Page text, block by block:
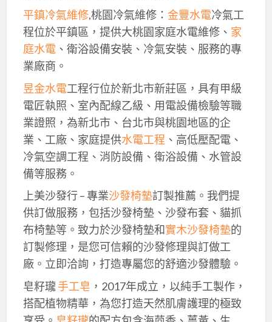
平鎮冷氣維修,桃園冷氣維修： 金豐水電冷氣工
程位於平鎮區，提供大桃園家庭水電維修、 家
庭水電、衛浴設備安裝、冷氣安裝、服務的專
業廠商。
昱金水電工程行位於新北市新莊區，具有甲級
電匠執照、室內配線乙級、用電設備檢驗等職
業證照，為新北市、台北市與桃園地區的企
業、工廠、家庭提供水電工程 、高低壓配電、
冷氣空調工程、消防設備、衛浴設備、水管設
備等服務。
上美沙發行 – 專業沙發椅墊訂製推薦。我們提
供訂做服務，包括沙發椅墊、沙發布套、貓抓
布椅墊等。致力於沙發椅墊和實木沙發椅墊的
訂製修理，是您可信賴的沙發修理與訂做工
廠。立即洽詢，打造專屬您的舒適沙發體驗。
皂籽瓏手工皂 ，2017年成立，以純手工製作，
搭配植物精華，為您打造天然肌膚護理的極致